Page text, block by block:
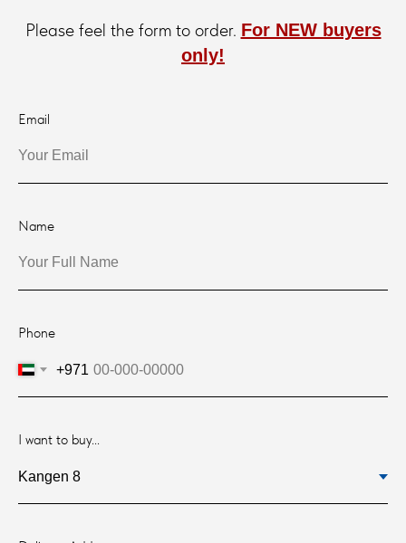
Please feel the form to order. For NEW buyers
only!
Email
Name
Phone
+971
I want to buy...